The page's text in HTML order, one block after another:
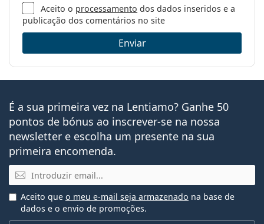
Aceito o processamento dos dados inseridos e a
publicação dos comentários no site
Enviar
É a sua primeira vez na Lentiamo? Ganhe 50
pontos de bónus ao inscrever-se na nossa
newsletter e escolha um presente na sua
primeira encomenda.
Email
Aceito que o meu e-mail seja armazenado na base de
dados e o envio de promoções.